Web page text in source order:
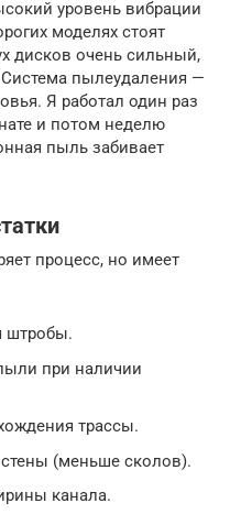
уровень вибрации
моделях стоят
дисков очень сильный,
пылеудаления —
Я работал один раз
и потом неделю
пыль забивает
процесс, но имеет
штробы.
при наличии
трассы.
(меньше сколов).
канала.